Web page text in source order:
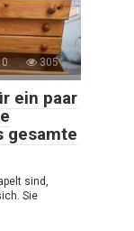
0 305
ein paar
gesamte
sind,
Sie